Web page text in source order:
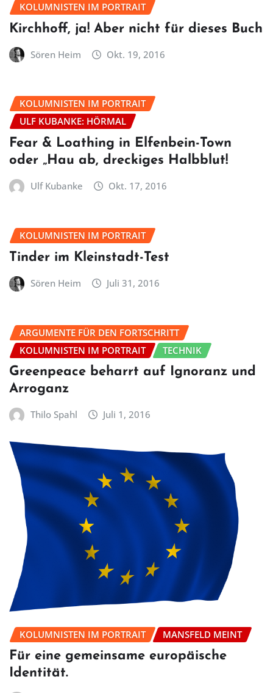
KOLUMNISTEN IM PORTRAIT
Kirchhoff, ja! Aber nicht für dieses Buch
Sören Heim Okt. 19, 2016
KOLUMNISTEN IM PORTRAIT
ULF KUBANKE: HÖRMAL
Fear & Loathing in Elfenbein-Town
oder „Hau ab, dreckiges Halbblut!
Ulf Kubanke Okt. 17, 2016
KOLUMNISTEN IM PORTRAIT
Tinder im Kleinstadt-Test
Sören Heim Juli 31, 2016
ARGUMENTE FÜR DEN FORTSCHRITT
KOLUMNISTEN IM PORTRAIT
TECHNIK
Greenpeace beharrt auf Ignoranz und
Arroganz
Thilo Spahl Juli 1, 2016
KOLUMNISTEN IM PORTRAIT MANSFELD MEINT
Für eine gemeinsame europäische
Identität.